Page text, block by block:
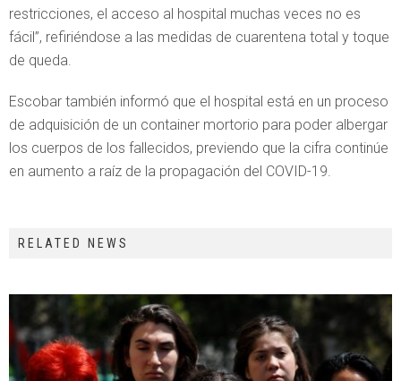
restricciones, el acceso al hospital muchas veces no es
fácil”, refiriéndose a las medidas de cuarentena total y toque
de queda.
Escobar también informó que el hospital está en un proceso
de adquisición de un container mortorio para poder albergar
los cuerpos de los fallecidos, previendo que la cifra continúe
en aumento a raíz de la propagación del COVID-19.
RELATED NEWS